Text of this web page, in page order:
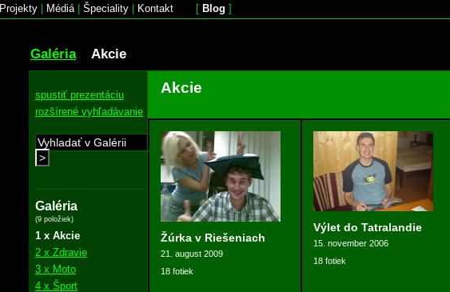
Projekty Médiá| Špeciality Kontakt [ Blog ]
Galéria Akcie
spustiť prezentáciu
rozšírené vyhľadávanie
>
Galéria
(9 položiek)
1 x Akcie
2 x Zdravie
3 x Moto
4 x Šport
Akcie
Žúrka v Riešeniach
21. august 2009
18 fotiek
Výlet do Tatralandie
15. november 2006
18 fotiek